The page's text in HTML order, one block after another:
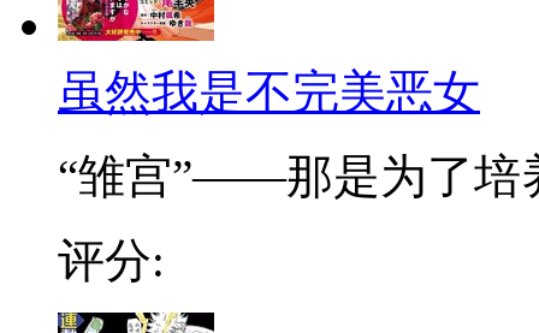
虽然我是不完美恶女
“雏宫”——那是为了培
评分: